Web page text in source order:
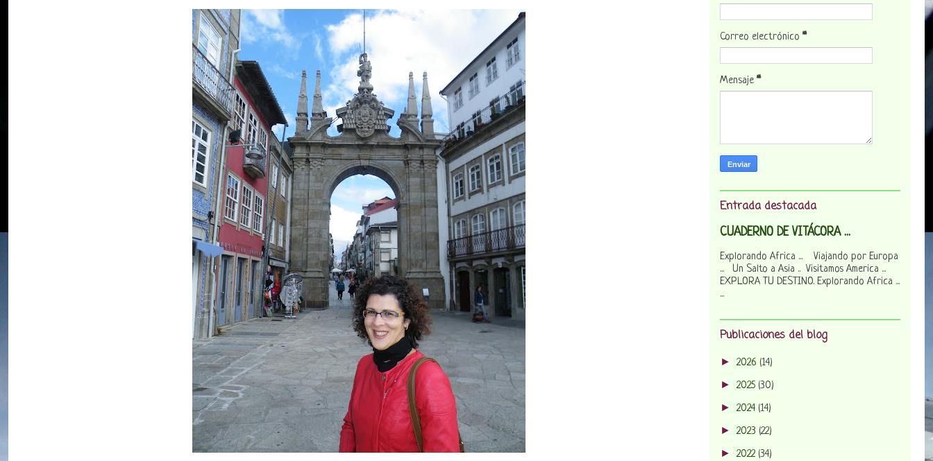
Correo electrónico*
Mensaje*
Entrada destacada
CUADERNO DE VITÁCORA ...
Explorando Africa ... Viajando por Europa
... Un Salto a Asia .. Visitamos America ...
EXPLORA TU DESTINO. Explorando Africa ...
...
Publicaciones del blog
► 2026 (14)
► 2025 (30)
► 2024 (14)
► 2023 (22)
► 2022 (34)